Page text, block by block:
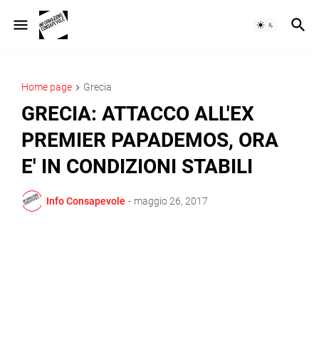
Home page Grecia
GRECIA: ATTACCO ALL'EX
PREMIER PAPADEMOS, ORA
E' IN CONDIZIONI STABILI
Info Consapevole - maggio 26, 2017